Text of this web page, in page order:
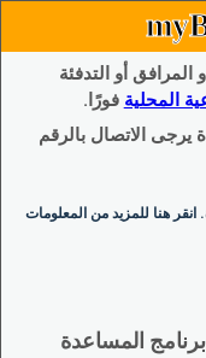
أو التدفئة
المحلية فورًا.
يرجى الاتصال بالرقم
انقر هنا للمزيد من المعلومات
المساعدة